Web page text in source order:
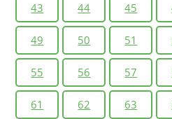
43 44 45
49 50 51
55 56 57
61 62 63